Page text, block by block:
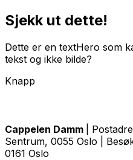
Sjekk ut dette!
Dette er en textHero som
tekst og ikke bilde?
Knapp
Cappelen Damm
|
Sentrum, 0055 Oslo |
0161 Oslo